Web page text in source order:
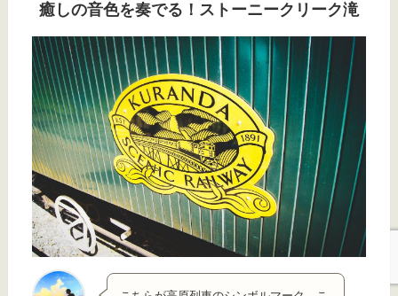
癒しの音色を奏でる！ストーニークリーク滝